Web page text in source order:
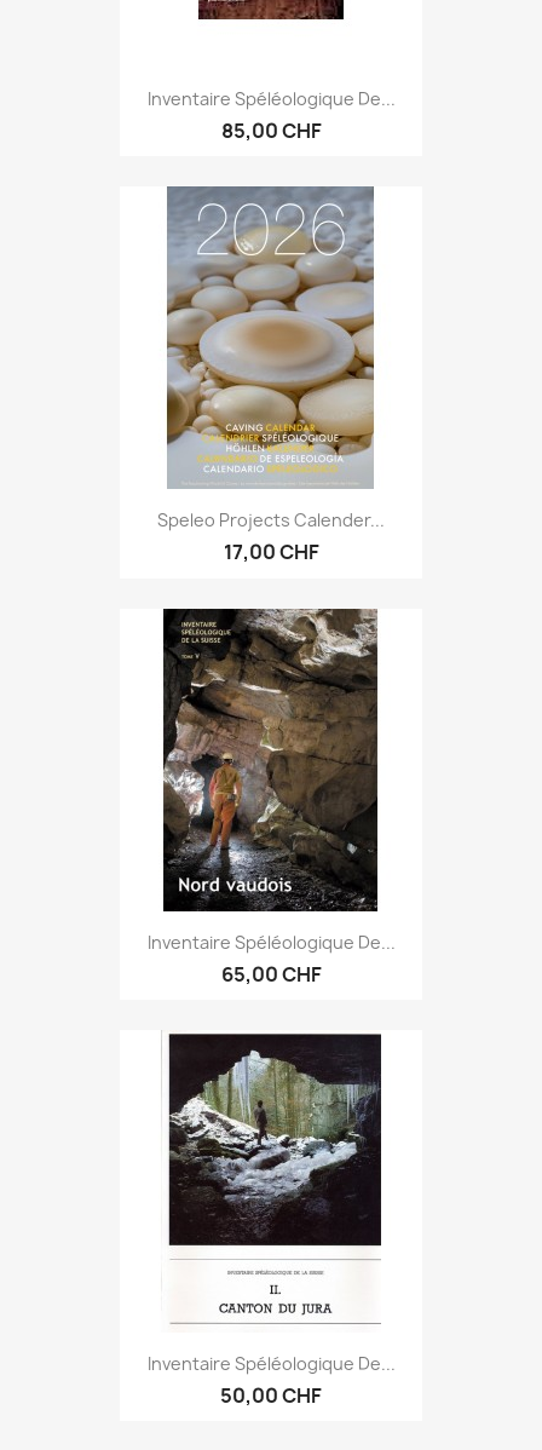
Inventaire Spéléologique De...
85,00 CHF
Speleo Projects Calender...
17,00 CHF
Inventaire Spéléologique De...
65,00 CHF
Inventaire Spéléologique De...
50,00 CHF